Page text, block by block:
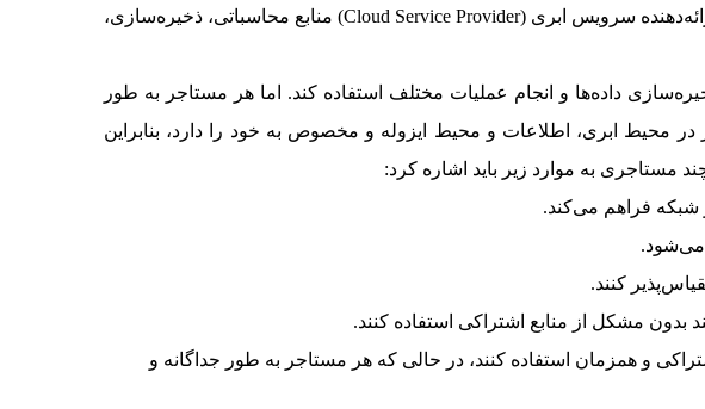
طوری که هر مستجر بر مبنای نیازهای کاری به منابع موردنیاز دسترسی خواهد داشت. در این مدل، یک ارائه‌دهنده سرویس ابری (Cloud Service Provider) منابع محاسباتی، ذخیره‌سازی،
داده‌ها و انجام عملیات مختلف استفاده کند. اما هر مستاجر به طور
محیط ابری، اطلاعات و محیط ایزوله و مخصوص به خود را دارد، بنابراین
مستاجری به موارد زیر باید اشاره کرد:
شبکه فراهم می‌کند.
می‌شود.
کنند.
مشکل از منابع اشتراکی استفاده کنند.
و همزمان استفاده کنند، در حالی که هر مستاجر به طور جداگانه و